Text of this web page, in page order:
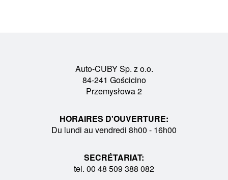
Auto-CUBY Sp. z o.o.
84-241 Gościcino
Przemysłowa 2
HORAIRES D'OUVERTURE:
Du lundi au vendredi 8h00 - 16h00
SECRÉTARIAT:
tel. 00 48 509 388 082